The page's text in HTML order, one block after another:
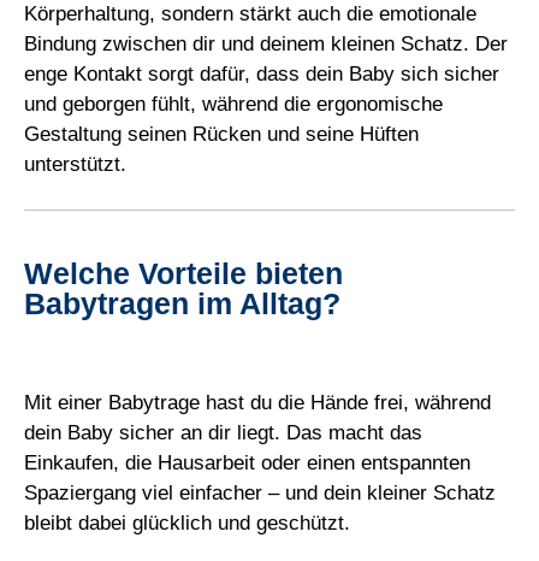
Körperhaltung, sondern stärkt auch die emotionale
Bindung zwischen dir und deinem kleinen Schatz. Der
enge Kontakt sorgt dafür, dass dein Baby sich sicher
und geborgen fühlt, während die ergonomische
Gestaltung seinen Rücken und seine Hüften
unterstützt.
Welche Vorteile bieten
Babytragen im Alltag?
Mit einer Babytrage hast du die Hände frei, während
dein Baby sicher an dir liegt. Das macht das
Einkaufen, die Hausarbeit oder einen entspannten
Spaziergang viel einfacher – und dein kleiner Schatz
bleibt dabei glücklich und geschützt.